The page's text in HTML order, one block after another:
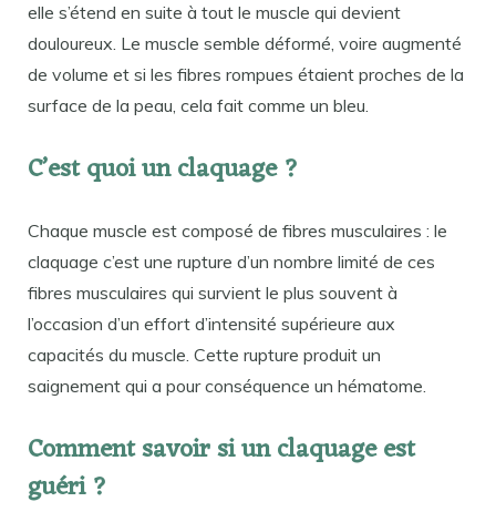
elle s’étend en suite à tout le muscle qui devient
douloureux. Le muscle semble déformé, voire augmenté
de volume et si les fibres rompues étaient proches de la
surface de la peau, cela fait comme un bleu.
C’est quoi un claquage ?
Chaque muscle est composé de fibres musculaires : le
claquage c’est une rupture d’un nombre limité de ces
fibres musculaires qui survient le plus souvent à
l’occasion d’un effort d’intensité supérieure aux
capacités du muscle. Cette rupture produit un
saignement qui a pour conséquence un hématome.
Comment savoir si un claquage est
guéri ?